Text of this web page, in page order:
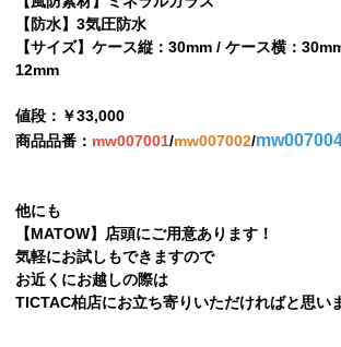
【防水】3気圧防水
【サイズ】ケース縦：30mm / ケース横：
12mm
値段：￥33,000
商品品番： mw007001/mw007002/
他にも
【MATOW】店頭にご用意あります！
気軽にお試しもできますので
お近くにお越しの際は
TICTAC柏店にお立ち寄りいただければと思い